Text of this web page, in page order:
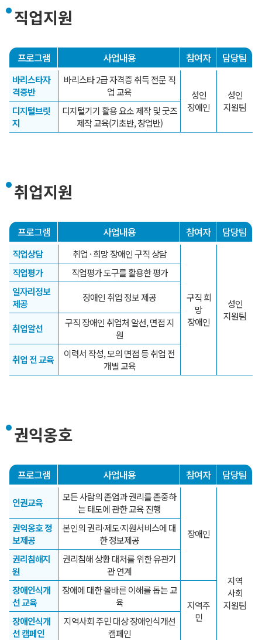
직업지원
프로그램 사업내용 참여자 담당팀
바리스타자
격증반
바리스타 2급 자격증 취득 전문 직
업 교육
성인
장애인
성인
지원팀
디지털브릿
지
디지털기기 활용 요소 제작 및 굿즈
제작 교육(기초반, 창업반)
취업지원
프로그램 사업내용 참여자 담당팀
직업상담 취업 · 희망 장애인 구직 상담
구직 희
망
장애인
성인
지원팀
직업평가
직업평가 도구를 활용한 평가
일자리정보
제공
장애인 취업 정보 제공
취업알선
구직 장애인 취업처 알선, 면접 지
원
취업 전 교육
이력서 작성, 모의 면접 등 취업 전
개별 교육
권익옹호
프로그램 사업내용 참여자 담당팀
인권교육
모든 사람의 존엄과 권리를 존중하
는 태도에 관한 교육 진행
장애인
지역
사회
지원팀
권익옹호 정
보제공
본인의 권리·제도·지원서비스에 대
한 정보제공
권리침해지
원
권리침해 상황 대처를 위한 유관기
관 연계
장애인식개
선 교육
장애에 대한 올바른 이해를 돕는 교
육
지역주
민
장애인식개
선 캠페인
지역사회 주민 대상 장애인식개선
캠페인